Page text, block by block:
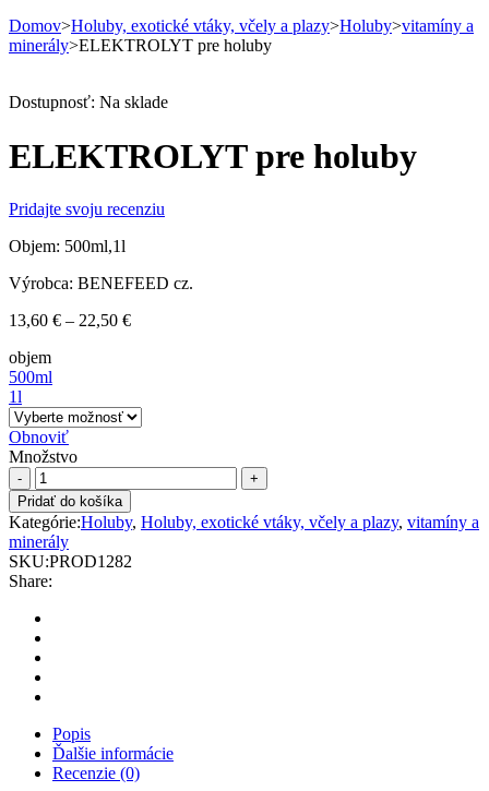
Domov>Holuby, exotické vtáky, včely a plazy>Holuby>vitamíny a
minerály>ELEKTROLYT pre holuby
Dostupnosť: Na sklade
ELEKTROLYT pre holuby
Pridajte svoju recenziu
Objem: 500ml,1l
Výrobca: BENEFEED cz.
13,60 € – 22,50 €Price
objem
500ml
1l
Obnoviť
Množstvo
ELEKTROLYT
pre
holuby
quantity
Pridať do košíka
Kategórie:Holuby, Holuby, exotické vtáky, včely a plazy, vitamíny a
minerály
SKU:PROD1282
Share:
Popis
Ďalšie informácie
Recenzie (0)